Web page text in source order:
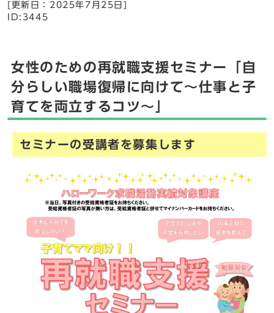
[更新日： 2025年7月25日
ID:3445
女性のための再就職支援セミナー「自
分らしい職場復帰に向けて～仕事と子
育てを両立するコツ～」
セミナーの受講者を募集します